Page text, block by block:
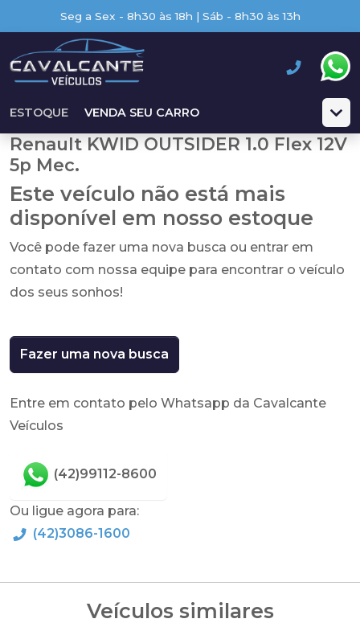
Seg a Sex - 8h30 às 18h | Sáb - 8h30 às 13h
ESTOQUE VENDA SEU CARRO
Renault KWID OUTSIDER 1.0 Flex 12V
5p Mec.
Este veículo não está mais
disponível em nosso estoque
Você pode fazer uma nova busca ou entrar em
contato com nossa equipe para encontrar o veículo
dos seus sonhos!
Fazer uma nova busca
Entre em contato pelo Whatsapp da Cavalcante
Veículos
(42)99112-8600
Ou ligue agora para:
(42)3086-1600
Veículos similares